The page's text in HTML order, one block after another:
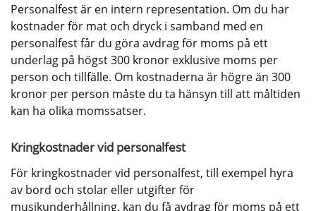
Personalfest är en intern representation. Om du har
kostnader för mat och dryck i samband med en
personalfest får du göra avdrag för moms på ett
underlag på högst 300 kronor exklusive moms per
person och tillfälle. Om kostnaderna är högre än 300
kronor per person måste du ta hänsyn till att måltiden
kan ha olika momssatser.
Kringkostnader vid personalfest
För kringkostnader vid personalfest, till exempel hyra
av bord och stolar eller utgifter för
musikunderhållning, kan du få avdrag för moms på ett